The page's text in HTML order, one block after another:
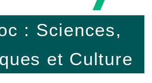
: Sciences,
et Culture